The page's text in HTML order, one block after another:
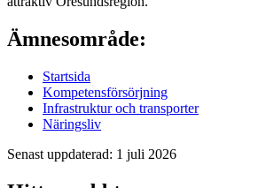
Ämnesområde:
Startsida
Kompetensförsörjning
Infrastruktur och transporter
Näringsliv
Senast uppdaterad: 1 juli 2026